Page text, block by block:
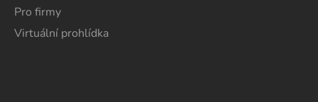
Pro firmy
Virtuální prohlídka